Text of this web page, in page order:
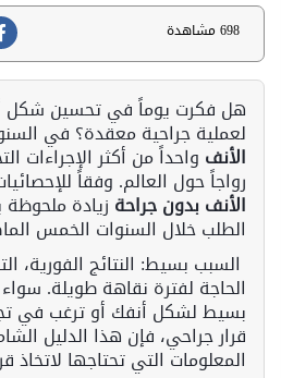
698 مشاهدة
هل فكرت يوماً في تحسين شكل
لعملية جراحية معقدة؟ في
الأنف واحداً من أكثر الإجراءات
رواجاً حول العالم. وفقاً
الأنف بدون جراحة
الطلب خلال السنوات الخمس
السبب بسيط: النتائج الفورية،
الحاجة لفترة نقاهة طويلة.
بسيط لشكل أنفك أو ترغب في
قرار جراحي، فإن هذا الدليل
المعلومات التي تحتاجها